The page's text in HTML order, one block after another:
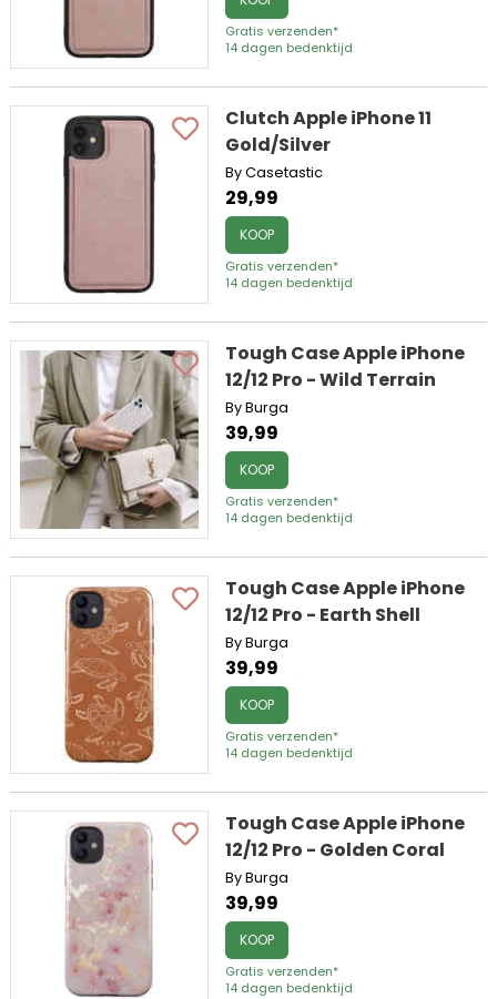
Gratis verzenden*
14 dagen bedenktijd
Clutch Apple iPhone 11
Gold/Silver
By Casetastic
29,99
KOOP
Gratis verzenden*
14 dagen bedenktijd
Tough Case Apple iPhone
12/12 Pro - Wild Terrain
By Burga
39,99
KOOP
Gratis verzenden*
14 dagen bedenktijd
Tough Case Apple iPhone
12/12 Pro - Earth Shell
By Burga
39,99
KOOP
Gratis verzenden*
14 dagen bedenktijd
Tough Case Apple iPhone
12/12 Pro - Golden Coral
By Burga
39,99
KOOP
Gratis verzenden*
14 dagen bedenktijd